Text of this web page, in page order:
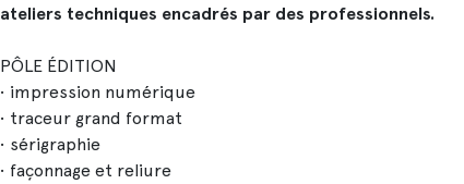
ateliers techniques encadrés par des professionnels.
PÔLE ÉDITION
• impression numérique
• traceur grand format
• sérigraphie
• façonnage et reliure